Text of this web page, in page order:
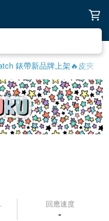
錶帶新品牌上架🔥皮夾
回應速度
-